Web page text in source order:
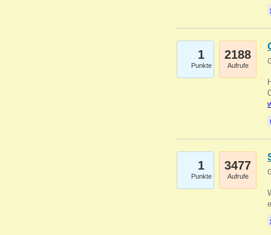
1
Punkte
2188
Aufrufe
1
Punkte
3477
Aufrufe